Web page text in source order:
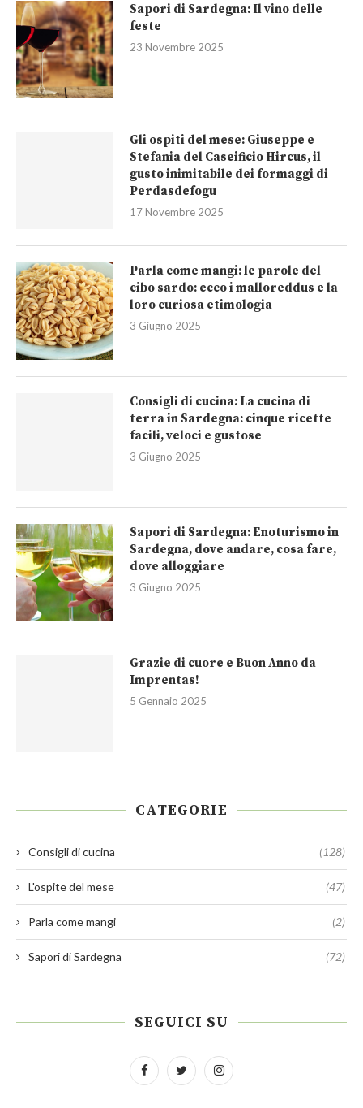
Sapori di Sardegna: Il vino delle
feste
23 Novembre 2025
Gli ospiti del mese: Giuseppe e
Stefania del Caseificio Hircus, il
gusto inimitabile dei formaggi di
Perdasdefogu
17 Novembre 2025
Parla come mangi: le parole del
cibo sardo: ecco i malloreddus e la
loro curiosa etimologia
3 Giugno 2025
Consigli di cucina: La cucina di
terra in Sardegna: cinque ricette
facili, veloci e gustose
3 Giugno 2025
Sapori di Sardegna: Enoturismo in
Sardegna, dove andare, cosa fare,
dove alloggiare
3 Giugno 2025
Grazie di cuore e Buon Anno da
Imprentas!
5 Gennaio 2025
CATEGORIE
Consigli di cucina (128)
L'ospite del mese (47)
Parla come mangi (2)
Sapori di Sardegna (72)
SEGUICI SU